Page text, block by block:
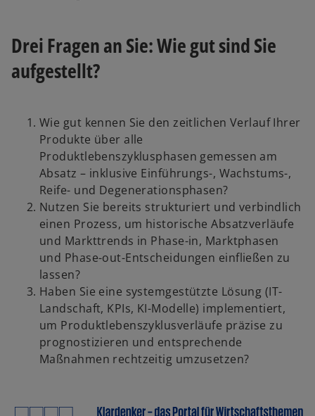
Drei Fragen an Sie: Wie gut sind Sie
aufgestellt?
Wie gut kennen Sie den zeitlichen Verlauf Ihrer
Produkte über alle
Produktlebenszyklusphasen gemessen am
Absatz – inklusive Einführungs-, Wachstums-,
Reife- und Degenerationsphasen?
Nutzen Sie bereits strukturiert und verbindlich
einen Prozess, um historische Absatzverläufe
und Markttrends in Phase-in, Marktphasen
und Phase-out-Entscheidungen einfließen zu
lassen?
Haben Sie eine systemgestützte Lösung (IT-
Landschaft, KPIs, KI-Modelle) implementiert,
um Produktlebenszyklusverläufe präzise zu
prognostizieren und entsprechende
Maßnahmen rechtzeitig umzusetzen?